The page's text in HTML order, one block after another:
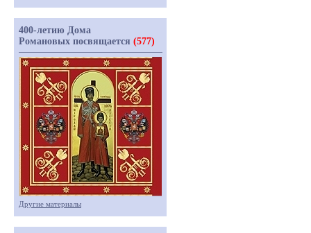
400-летию Дома
Романовых посвящается (577)
Другие материалы